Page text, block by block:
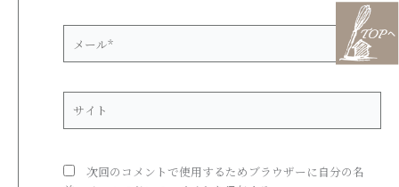
*
次回のコメントで使用するためブラウザーに自分の名